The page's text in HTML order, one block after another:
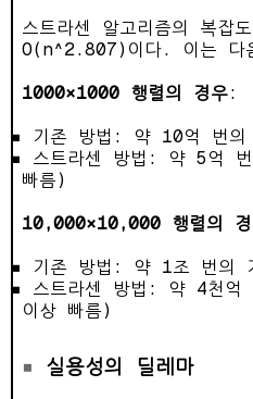
스트라센 알고리즘의 복
O(n^2.807)이다. 이는 다
1000×1000 행렬의 경우:
기존 방법: 약 10억 번의
스트라센 방법: 약 5억
빠름)
10,000×10,000 행렬의 경
기존 방법: 약 1조 번의
스트라센 방법: 약 4천
이상 빠름)
실용성의 딜레마